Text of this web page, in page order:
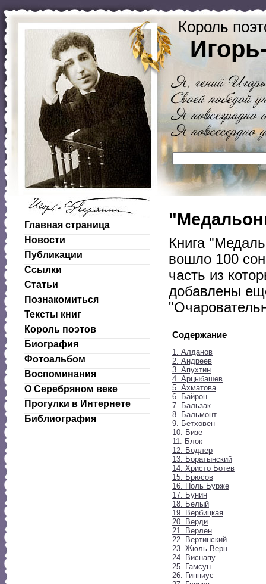
Король
Главная страница
Новости
Публикации
Ссылки
Статьи
Познакомиться
Тексты книг
Король поэтов
Биография
Фотоальбом
Воспоминания
О Серебряном веке
Прогулки в Интернете
Библиография
Книга
вошло 100
часть из
добавлены
Содержание
1. Алданов
2. Андреев
3. Апухтин
4. Арцыбашев
5. Ахматова
6. Байрон
7. Бальзак
8. Бальмонт
9. Бетховен
10. Бизе
11. Блок
12. Бодлер
13. Боратынский
14. Христо Ботев
15. Брюсов
16. Поль Бурже
17. Бунин
18. Белый
19. Вербицкая
20. Верди
21. Верлен
22. Вертинский
23. Жюль Верн
24. Виснапу
25. Гамсун
26. Гиппиус